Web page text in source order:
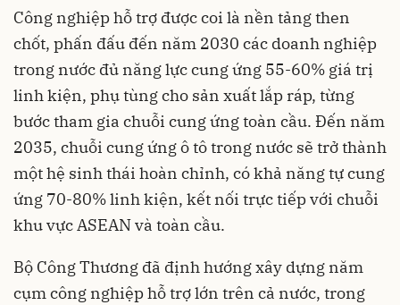
Công nghiệp hỗ trợ được coi là nền tảng then
chốt, phấn đấu đến năm 2030 các doanh nghiệp
trong nước đủ năng lực cung ứng 55-60% giá trị
linh kiện, phụ tùng cho sản xuất lắp ráp, từng
bước tham gia chuỗi cung ứng toàn cầu. Đến năm
2035, chuỗi cung ứng ô tô trong nước sẽ trở thành
một hệ sinh thái hoàn chỉnh, có khả năng tự cung
ứng 70-80% linh kiện, kết nối trực tiếp với chuỗi
khu vực ASEAN và toàn cầu.
Bộ Công Thương đã định hướng xây dựng năm
cụm công nghiệp hỗ trợ lớn trên cả nước, trong